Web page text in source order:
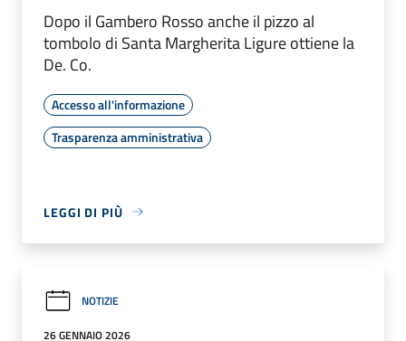
Dopo il Gambero Rosso anche il pizzo al
tombolo di Santa Margherita Ligure ottiene la
De. Co.
Accesso all'informazione
Trasparenza amministrativa
LEGGI DI PIÙ
NOTIZIE
26 GENNAIO 2026